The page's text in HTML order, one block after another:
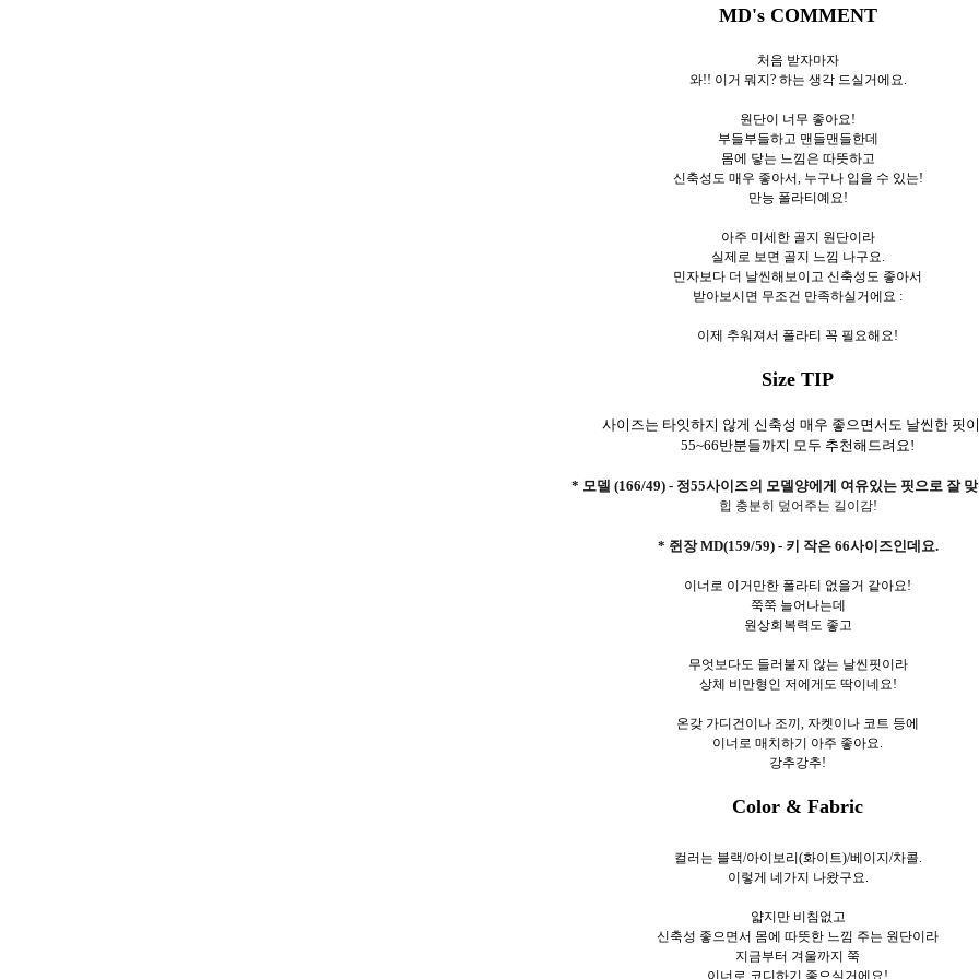
MD's COMMENT
처음 받자마자
와!! 이거 뭐지? 하는 생각 드실거에요.
원단이 너무 좋아요!
부들부들하고 맨들맨들한데
몸에 닿는 느낌은 따뜻하고
신축성도 매우 좋아서, 누구나 입을 수 있는!
만능 폴라티예요!
아주 미세한 골지 원단이라
실제로 보면 골지 느낌 나구요.
민자보다 더 날씬해보이고 신축성도 좋아서
받아보시면 무조건 만족하실거에요 :
이제 추워져서 폴라티 꼭 필요해요!
Size TIP
사이즈는 타잇하지 않게 신축성 매우 좋으면서도 날씬한 핏
55~66반분들까지 모두 추천해드려요!
* 모델 (166/49) - 정55사이즈의 모델양에게 여유있는 핏으로 잘
힙 충분히 덮어주는 길이감!
* 쥔장 MD(159/59) - 키 작은 66사이즈인데요.
이너로 이거만한 폴라티 없을거 같아요!
쭉쭉 늘어나는데
원상회복력도 좋고
무엇보다도 들러붙지 않는 날씬핏이라
상체 비만형인 저에게도 딱이네요!
온갖 가디건이나 조끼, 자켓이나 코트 등에
이너로 매치하기 아주 좋아요.
강추강추!
Color & Fabric
컬러는 블랙/아이보리(화이트)/베이지/차콜.
이렇게 네가지 나왔구요.
얇지만 비침없고
신축성 좋으면서 몸에 따뜻한 느낌 주는 원단이라
지금부터 겨울까지 쭉
이너로 코디하기 좋으실거에요!